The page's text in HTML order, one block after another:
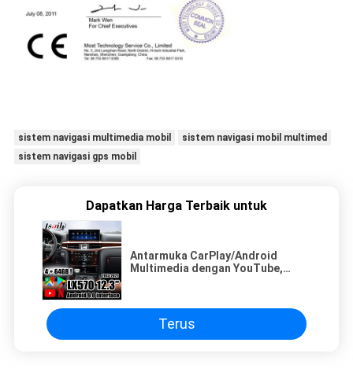
sistem navigasi multimedia mobil
sistem navigasi mobil multimed
sistem navigasi gps mobil
Dapatkan Harga Terbaik untuk
Antarmuka CarPlay/Android
Multimedia dengan YouTube,
Terus